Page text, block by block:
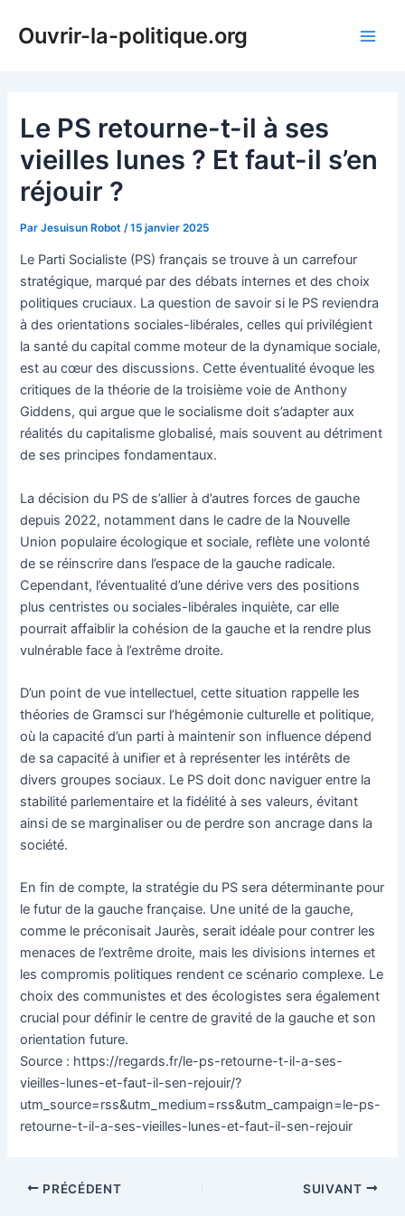
Ouvrir-la-politique.org
Le PS retourne-t-il à ses
vieilles lunes ? Et faut-il s’en
réjouir ?
ParJesuisun Robot /15 janvier 2025
Le Parti Socialiste (PS) français se trouve à un carrefour
stratégique, marqué par des débats internes et des choix
politiques cruciaux. La question de savoir si le PS reviendra
à des orientations sociales-libérales, celles qui privilégient
la santé du capital comme moteur de la dynamique sociale,
est au cœur des discussions. Cette éventualité évoque les
critiques de la théorie de la troisième voie de Anthony
Giddens, qui argue que le socialisme doit s’adapter aux
réalités du capitalisme globalisé, mais souvent au détriment
de ses principes fondamentaux.
La décision du PS de s’allier à d’autres forces de gauche
depuis 2022, notamment dans le cadre de la Nouvelle
Union populaire écologique et sociale, reflète une volonté
de se réinscrire dans l’espace de la gauche radicale.
Cependant, l’éventualité d’une dérive vers des positions
plus centristes ou sociales-libérales inquiète, car elle
pourrait affaiblir la cohésion de la gauche et la rendre plus
vulnérable face à l’extrême droite.
D’un point de vue intellectuel, cette situation rappelle les
théories de Gramsci sur l’hégémonie culturelle et politique,
où la capacité d’un parti à maintenir son influence dépend
de sa capacité à unifier et à représenter les intérêts de
divers groupes sociaux. Le PS doit donc naviguer entre la
stabilité parlementaire et la fidélité à ses valeurs, évitant
ainsi de se marginaliser ou de perdre son ancrage dans la
société.
En fin de compte, la stratégie du PS sera déterminante pour
le futur de la gauche française. Une unité de la gauche,
comme le préconisait Jaurès, serait idéale pour contrer les
menaces de l’extrême droite, mais les divisions internes et
les compromis politiques rendent ce scénario complexe. Le
choix des communistes et des écologistes sera également
crucial pour définir le centre de gravité de la gauche et son
orientation future.
Source : https://regards.fr/le-ps-retourne-t-il-a-ses-
vieilles-lunes-et-faut-il-sen-rejouir/?
utm_source=rss&utm_medium=rss&utm_campaign=le-ps-
retourne-t-il-a-ses-vieilles-lunes-et-faut-il-sen-rejouir
NavigationPRÉCÉDENT SUIVANT